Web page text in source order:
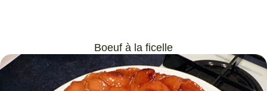
Boeuf à la ficelle